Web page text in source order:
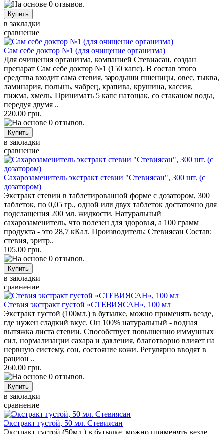
в закладки
сравнение
Сам себе доктор №1 (для очищение организма)
Для очищения организма, компанией Стевиасан, создан
препарат Сам себе доктор №1 (150 капс). В состав этого
средства входит сама стевия, зародыши пшеницы, овес, тыква,
ламинария, полынь, чабрец, крапива, крушина, кассия,
пижма, хмель. Принимать 5 капс натощак, со стаканом воды,
передуя двумя ..
220.00 грн.
в закладки
сравнение
Сахарозаменитель экстракт стевии "Стевиясан", 300 шт. (с
дозатором)
Экстракт стевии в таблетированной форме с дозатором, 300
таблеток, по 0,05 гр., одной или двух таблеток достаточно для
подслащения 200 мл. жидкости. Натуральный
сахарозаменитель, что полезен для здоровья, а 100 грамм
продукта - это 28,7 кКал. Производитель: Стевиясан Состав:
стевия, эритр..
105.00 грн.
в закладки
сравнение
Стевия экстракт густой «СТЕВИЯСАН», 100 мл
Экстракт густой (100мл.) в бутылке, можно применять везде,
где нужен сладкий вкус. Он 100% натуральный - водная
вытяжка листа стевии. Способствует повышению иммунных
сил, нормализации сахара и давления, благотворно влияет на
нервную систему, сон, состояние кожи. Регулярно вводят в
рацион ..
260.00 грн.
в закладки
сравнение
Экстракт густой, 50 мл. Стевиясан
Экстракт густой (50мл.) в бутылке, можно применять везде,